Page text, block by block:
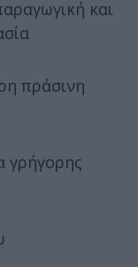
και
πράσινη
γρήγορης